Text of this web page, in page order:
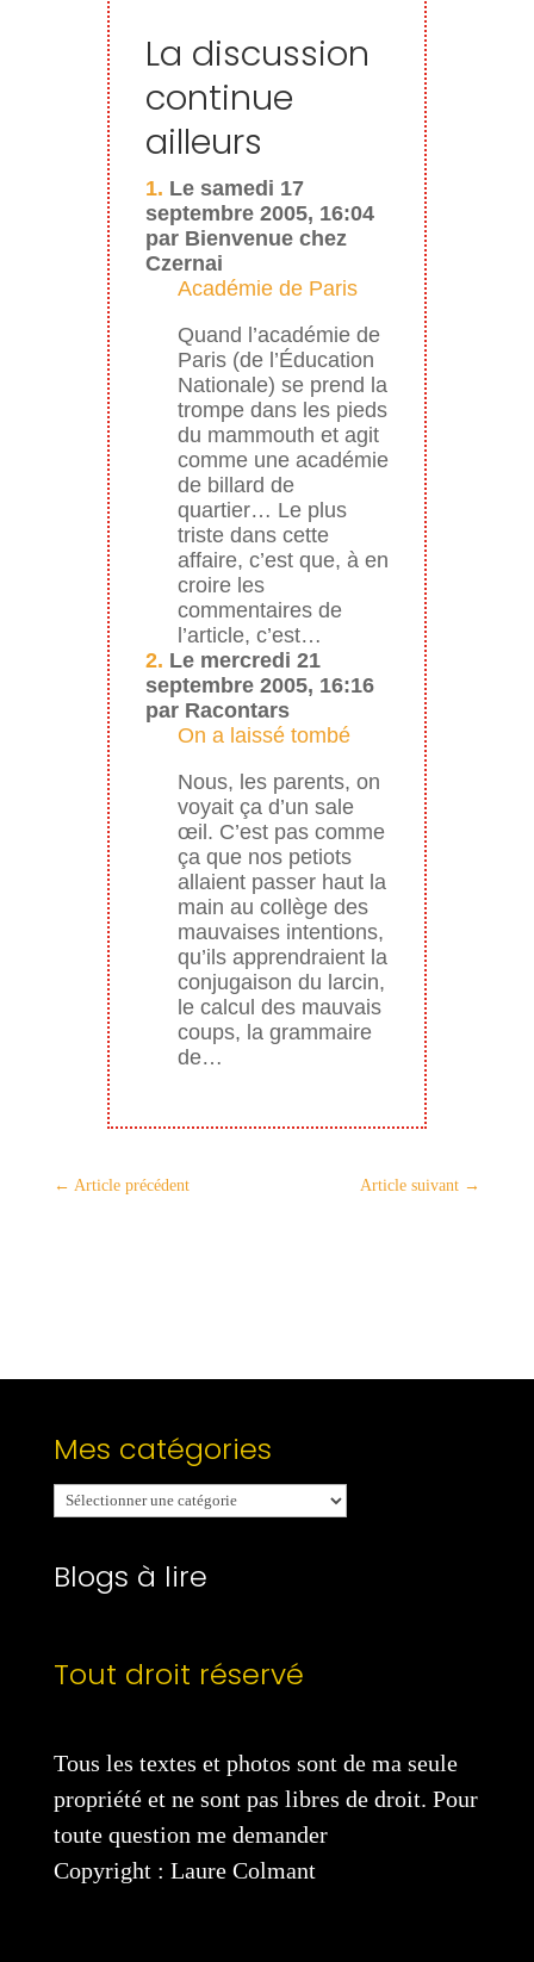
La discussion
continue
ailleurs
1. Le samedi 17
septembre 2005, 16:04
par Bienvenue chez
Czernai
Académie de Paris
Quand l’académie de
Paris (de l’Éducation
Nationale) se prend la
trompe dans les pieds
du mammouth et agit
comme une académie
de billard de
quartier… Le plus
triste dans cette
affaire, c’est que, à en
croire les
commentaires de
l’article, c’est…
2. Le mercredi 21
septembre 2005, 16:16
par Racontars
On a laissé tombé
Nous, les parents, on
voyait ça d’un sale
œil. C’est pas comme
ça que nos petiots
allaient passer haut la
main au collège des
mauvaises intentions,
qu’ils apprendraient la
conjugaison du larcin,
le calcul des mauvais
coups, la grammaire
de…
← Article précédent Article suivant →
Mes catégories
Mes
catégories
Blogs à lire
Tout droit réservé
Tous les textes et photos sont de ma seule
propriété et ne sont pas libres de droit. Pour
toute question me demander
Copyright : Laure Colmant